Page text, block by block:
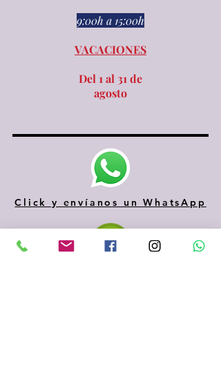
9:00h a 15:00h​​
VACACIONES
Del 1 al 31 de
agosto
Click y envíanos un WhatsApp